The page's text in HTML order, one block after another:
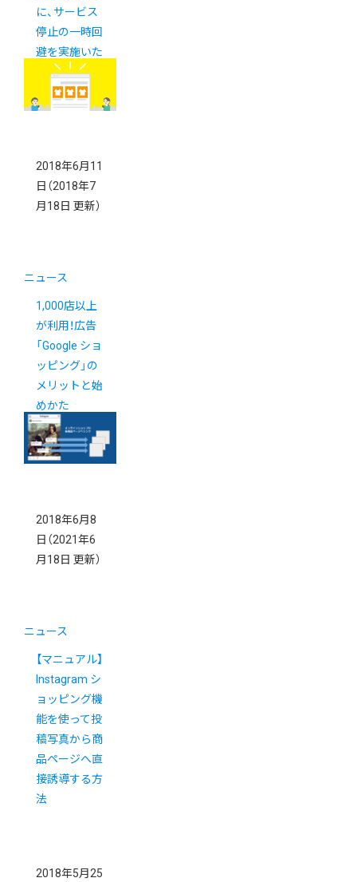
に、サービス
停止の一時回
避を実施いた
します
2018年6月11
日 （2018年7
月18日 更新）
ニュース
1,000店以上
が利用！広告
「Google ショ
ッピング」の
メリットと始
めかた
2018年6月8
日 （2021年6
月18日 更新）
ニュース
【マニュアル】
Instagram シ
ョッピング機
能を使って投
稿写真から商
品ページへ直
接誘導する方
法
2018年5月25